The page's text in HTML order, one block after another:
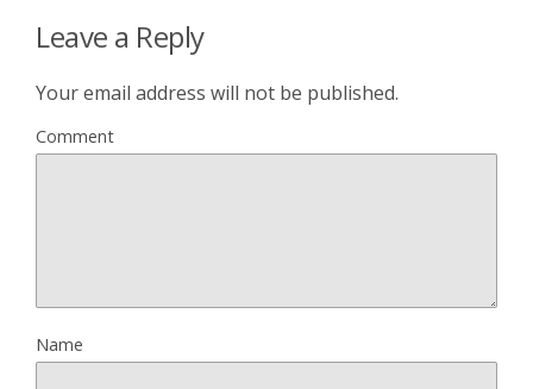
Leave a Reply
Your email address will not be published.
Comment
Name